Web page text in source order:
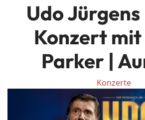
Udo
Konzert mit
Parker |
Konzerte